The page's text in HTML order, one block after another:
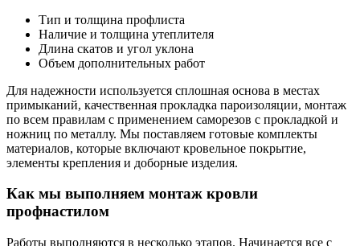
Тип и толщина профлиста
Наличие и толщина утеплителя
Длина скатов и угол уклона
Объем дополнительных работ
Для надежности используется сплошная основа в местах
примыканий, качественная прокладка пароизоляции, монтаж
по всем правилам с применением саморезов с прокладкой и
ножниц по металлу. Мы поставляем готовые комплекты
материалов, которые включают кровельное покрытие,
элементы крепления и доборные изделия.
Как мы выполняем монтаж кровли
профнастилом
Работы выполняются в несколько этапов. Начинается все с